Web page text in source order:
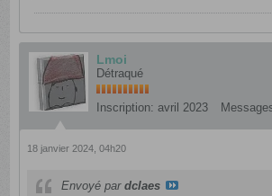
Lmoi
Détraqué
Inscription: avril 2023
18 janvier 2024, 04h20
Envoyé pardclaes